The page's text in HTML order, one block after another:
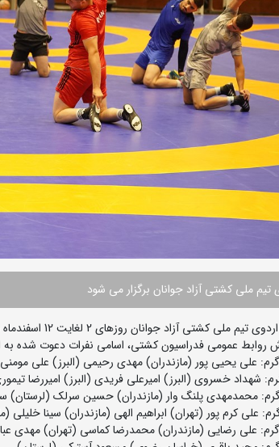
تیم ملی کشتی آزاد جوانان برگزار می شود
ملی کشتی آزاد جوانان روزهای 2 لغایت 12 اسفندماه در سمنان برگزار می شود.
روابط عمومی فدراسیون کشتی، اسامی نفرات دعوت شده به